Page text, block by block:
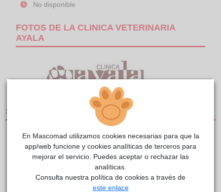
No disponible
FOTOS DE LA CLINICA VETERINARIA
AYALA
SERVICIOS
CLÍNICAS DE PEQUEÑOS ANIMALES
PEDIR CITA VOLVER A LISTADO DE CLÍNICAS
En Mascomad utilizamos cookies necesarias para que la
app/web funcione y cookies analíticas de terceros para
mejorar el servicio. Puedes aceptar o rechazar las
analíticas.
Consulta nuestra política de cookies a través de
este enlace